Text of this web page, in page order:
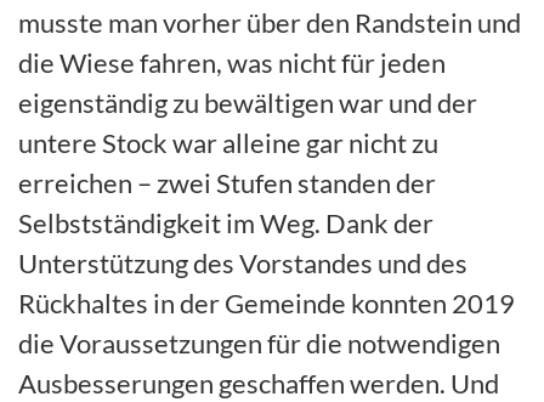
musste man vorher über den Randstein und
die Wiese fahren, was nicht für jeden
eigenständig zu bewältigen war und der
untere Stock war alleine gar nicht zu
erreichen – zwei Stufen standen der
Selbstständigkeit im Weg. Dank der
Unterstützung des Vorstandes und des
Rückhaltes in der Gemeinde konnten 2019
die Voraussetzungen für die notwendigen
Ausbesserungen geschaffen werden. Und